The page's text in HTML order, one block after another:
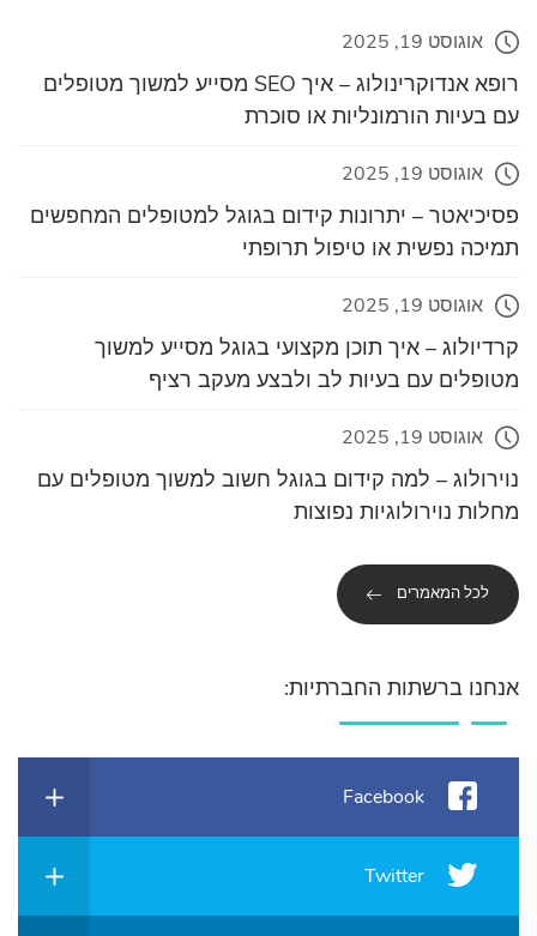
אוגוסט 19, 2025
רופא אנדוקרינולוג – איך SEO מסייע למשוך מטופלים
עם בעיות הורמונליות או סוכרת
אוגוסט 19, 2025
פסיכיאטר – יתרונות קידום בגוגל למטופלים המחפשים
תמיכה נפשית או טיפול תרופתי
אוגוסט 19, 2025
קרדיולוג – איך תוכן מקצועי בגוגל מסייע למשוך
מטופלים עם בעיות לב ולבצע מעקב רציף
אוגוסט 19, 2025
נוירולוג – למה קידום בגוגל חשוב למשוך מטופלים עם
מחלות נוירולוגיות נפוצות
לכל המאמרים
אנחנו ברשתות החברתיות:
Facebook
Twitter